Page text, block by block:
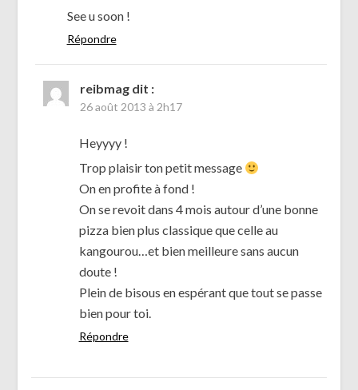
See u soon !
Répondre
reibmag dit :
26 août 2013 à 2h17
Heyyyy !
Trop plaisir ton petit message
On en profite à fond !
On se revoit dans 4 mois autour d’une bonne
pizza bien plus classique que celle au
kangourou…et bien meilleure sans aucun
doute !
Plein de bisous en espérant que tout se passe
bien pour toi.
Répondre